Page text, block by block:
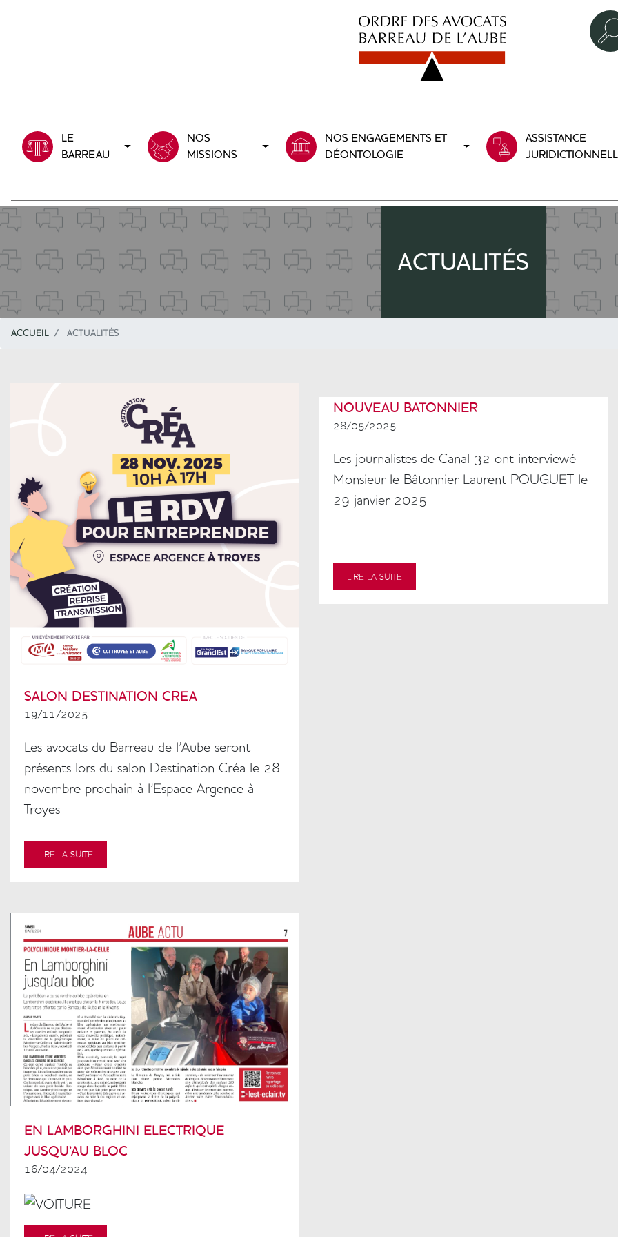
LE
BARREAU
NOS
MISSIONS
NOS ENGAGEMENTS ET
DÉONTOLOGIE
ASSISTANCE
ACTUALITÉS
ACCUEIL ACTUALITÉS
SALON DESTINATION CREA
19/11/2025
Colonne
Les avocats du Barreau de l'Aube seront
présents lors du salon Destination Créa le 28
novembre prochain à l'Espace Argence à
Troyes.
LIRE LA SUITE
NOUVEAU BATONNIER
28/05/2025
Colonne
Les journalistes de Canal 32 ont interviewé
Monsieur le Bâtonnier Laurent POUGUET le
29 janvier 2025.
LIRE LA SUITE
EN LAMBORGHINI ELECTRIQUE
JUSQU'AU BLOC
16/04/2024
Colonne